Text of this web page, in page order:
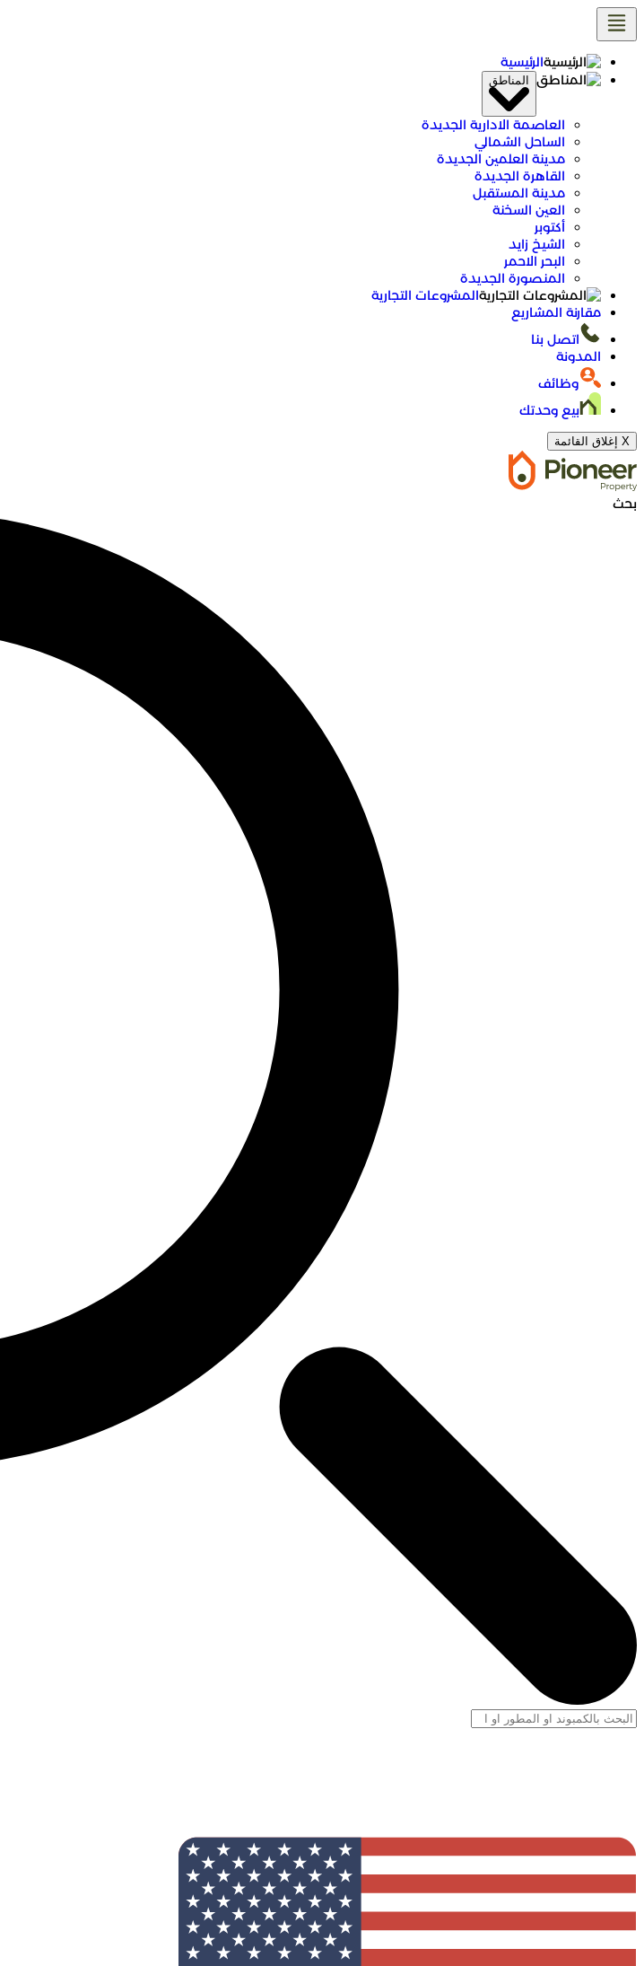
الرئيسية
المناطق
العاصمة الادارية الجديدة
الساحل الشمالي
مدينة العلمين الجديدة
القاهرة الجديدة
مدينة المستقبل
العين السخنة
أكتوبر
الشيخ زايد
البحر الاحمر
المنصورة الجديدة
المشروعات التجارية
مقارنة المشاريع
اتصل بنا
المدونة
وظائف
بيع وحدتك
X إغلاق القائمة
بحث